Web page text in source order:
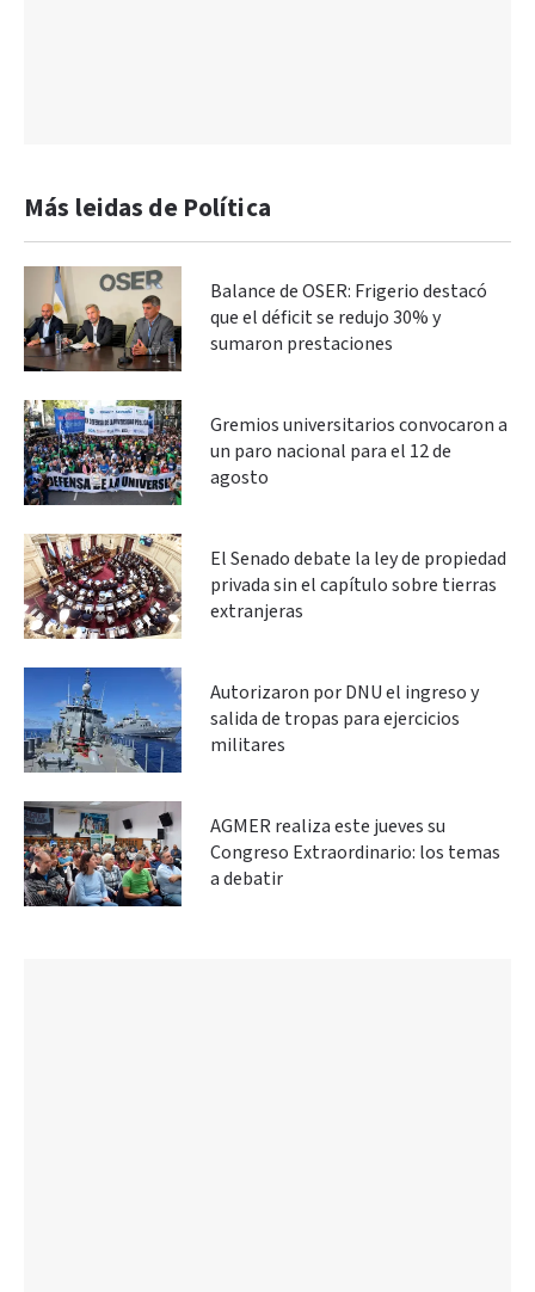
Más leidas de Política
Balance de OSER: Frigerio destacó
que el déficit se redujo 30% y
sumaron prestaciones
Gremios universitarios convocaron a
un paro nacional para el 12 de
agosto
El Senado debate la ley de propiedad
privada sin el capítulo sobre tierras
extranjeras
Autorizaron por DNU el ingreso y
salida de tropas para ejercicios
militares
AGMER realiza este jueves su
Congreso Extraordinario: los temas
a debatir